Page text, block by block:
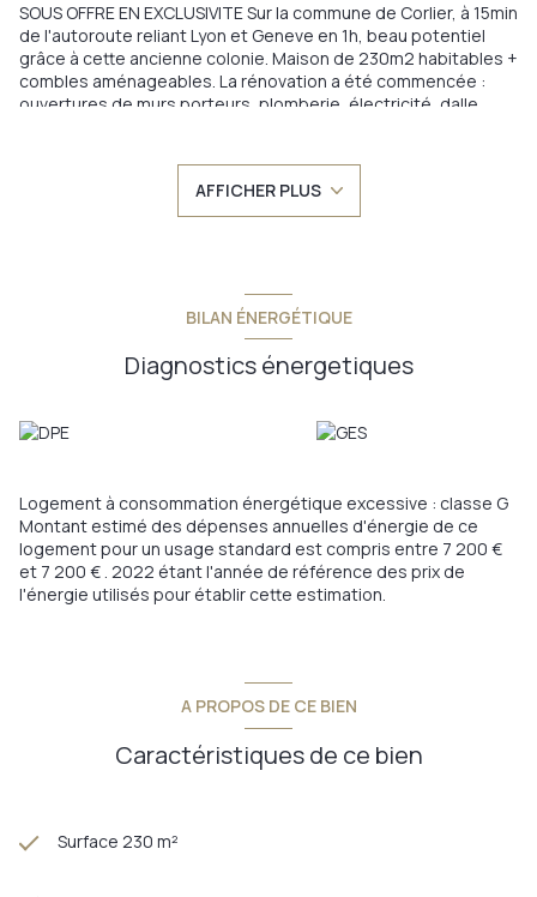
SOUS OFFRE EN EXCLUSIVITE Sur la commune de Corlier, à 15min
de l'autoroute reliant Lyon et Geneve en 1h, beau potentiel
grâce à cette ancienne colonie. Maison de 230m2 habitables +
combles aménageables. La rénovation a été commencée :
ouvertures de murs porteurs, plomberie, électricité, dalle
en pierre vendue sur 2600m2 de parcelle, arborée et plate.
Peu de vis à vis dans le jardin. Emplacement idéal dans le
village et belle exposition. Elle comprend: Au rez de chaussée
attenant et atelier. Chaufferie et local technique. Travaux à
Annonce proposée par un agent commercial
AFFICHER PLUS
BILAN ÉNERGÉTIQUE
Diagnostics énergetiques
Logement à consommation énergétique excessive : classe G
Montant estimé des dépenses annuelles d'énergie de ce
logement pour un usage standard est compris entre 7 200 €
et 7 200 € . 2022 étant l'année de référence des prix de
l'énergie utilisés pour établir cette estimation.
A PROPOS DE CE BIEN
Caractéristiques de ce bien
Surface 230 m²